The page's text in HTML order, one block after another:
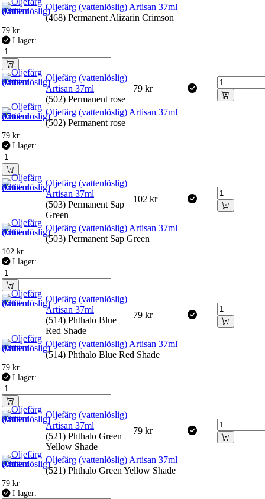
Oljefärg (vattenlöslig) Artisan 37ml
(468) Permanent Alizarin Crimson
79 kr
I lager:
Oljefärg (vattenlöslig)
Artisan 37ml
(502) Permanent rose
79 kr
Oljefärg (vattenlöslig) Artisan 37ml
(502) Permanent rose
79 kr
I lager:
Oljefärg (vattenlöslig)
Artisan 37ml
(503) Permanent Sap
Green
102 kr
Oljefärg (vattenlöslig) Artisan 37ml
(503) Permanent Sap Green
102 kr
I lager:
Oljefärg (vattenlöslig)
Artisan 37ml
(514) Phthalo Blue
Red Shade
79 kr
Oljefärg (vattenlöslig) Artisan 37ml
(514) Phthalo Blue Red Shade
79 kr
I lager:
Oljefärg (vattenlöslig)
Artisan 37ml
(521) Phthalo Green
Yellow Shade
79 kr
Oljefärg (vattenlöslig) Artisan 37ml
(521) Phthalo Green Yellow Shade
79 kr
I lager: